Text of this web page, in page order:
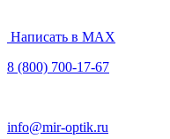
Написать в MAX
8 (800) 700-17-67
info@mir-optik.ru